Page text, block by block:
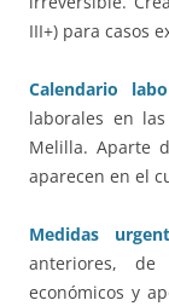
III+) para casos
Calendario
laborales en
Melilla. Aparte
aparecen en el
Medidas
anteriores, de
económicos y